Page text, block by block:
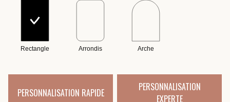
Rectangle Arrondis Arche
PERSONNALISATION RAPIDE
PERSONNALISATION
EXPERTE